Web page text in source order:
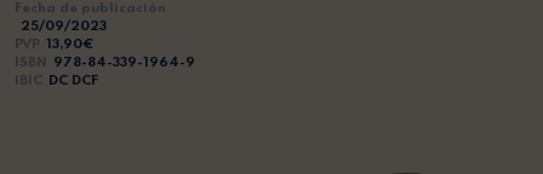
Fecha de publicación
25/09/2023
PVP
13,90€
ISBN
978-84-339-1964-9
IBIC
DC DCF